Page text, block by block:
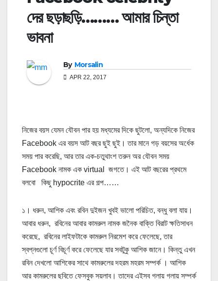
দের ছড়াছড়ি……… আমার চিন্তা
ভাবনা
By Morsalin
APR 22, 2017
নিজের বয়স যেমন যৌবন পার হয় মধ্যমের দিকে ছুটলো, অন্যদিকে নিজের
Facebook এর বয়স আট বছর ছুই ছুই। তার মানে গড় বয়সের অর্ধেক
সময় পার করেছি, আর তার এক-চতুথাংশ তরুন অর যৌবন সময়
Facebook নামক এক virtual জগতে। এই আট বছরের প্রথমে
বলবো কিছু hypocrite এর গল্প……
১। ধরুন, আশিক এবং রবিন দুইজন খুবই ভালো পরিচিত, বন্ধু বলা যায়।
আবার ধরুন, রবিনের আবার কামরুল নামক জনৈক বাক্তি বিরাট ক্ষতিসাধন
করেছে, রবিনের লাইফটাকে কামরুল নিরমেশ করে ফেলেছে, তার
স্বপ্নগুলো চূর্ণ বিচূর্ণ করে ফেলেছে যার সবটুকু আশিক জানে। কিন্তু এখন
রবিন দেখলো আশিকের সাথে কামরুলের দহরম মহরম সম্পর্ক । আশিক
আর কামরুলের ছবিতে ফেসবুক সয়লাব। তাদের এইসব গলায় গলায় সম্পর্ক